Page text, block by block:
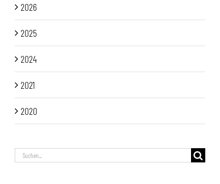
2026
2025
2024
2021
2020
Suche